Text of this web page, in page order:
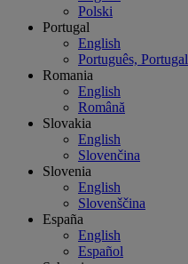
Polski
Portugal
English
Português, Portugal
Romania
English
Română
Slovakia
English
Slovenčina
Slovenia
English
Slovenščina
España
English
Español